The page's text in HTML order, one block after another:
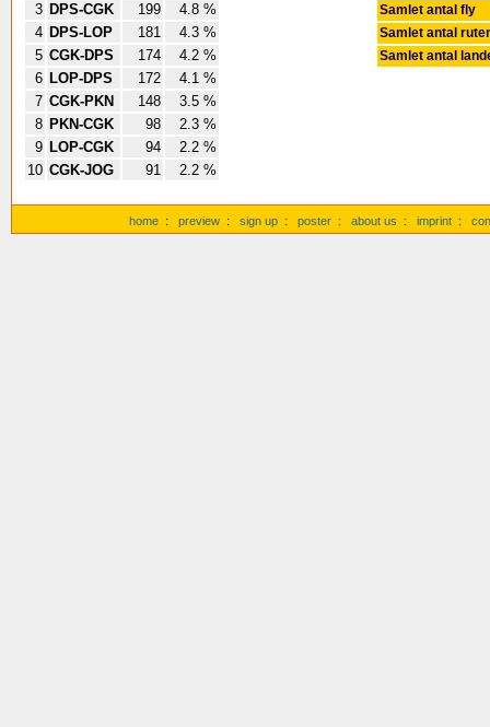
3 DPS-CGK 199
4.8 %
4 DPS-LOP 181
4.3 %
5 CGK-DPS 174
4.2 %
6 LOP-DPS 172
4.1 %
7 CGK-PKN 148
3.5 %
8 PKN-CGK 98
2.3 %
9 LOP-CGK 94
2.2 %
10 CGK-JOG 91 2.2 %
Samlet antal fly
Samlet antal ruter
Samlet antal
home : preview : sign up : poster : about us : imprint :